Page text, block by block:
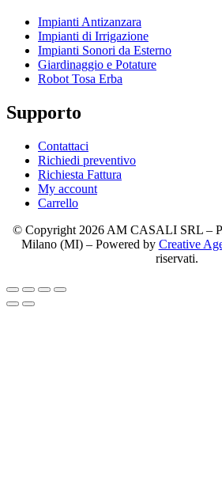
Impianti Antizanzara
Impianti di Irrigazione
Impianti Sonori da Esterno
Giardinaggio e Potature
Robot Tosa Erba
Supporto
Contattaci
Richiedi preventivo
Richiesta Fattura
My account
Carrello
© Copyright 2026 AM CASALI SRL –
Milano (MI) – Powered by Creative
riservati.